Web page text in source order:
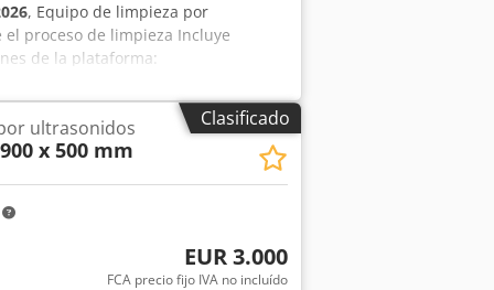
, Equipo de limpieza por
proceso de limpieza Incluye
de la plataforma:
300 mm Peso máximo de
de aceite) Codpsh Rmpdsfx
1.4301 Potencia de los
Frecuencia: 38 kHz (también
y protección contra el
transportable) Potencia de
x 1.000 (alto) mm Altura total,
Clasificado
ultrasonidos
x 500 mm
EUR 3.000
FCA precio fijo IVA no incluído